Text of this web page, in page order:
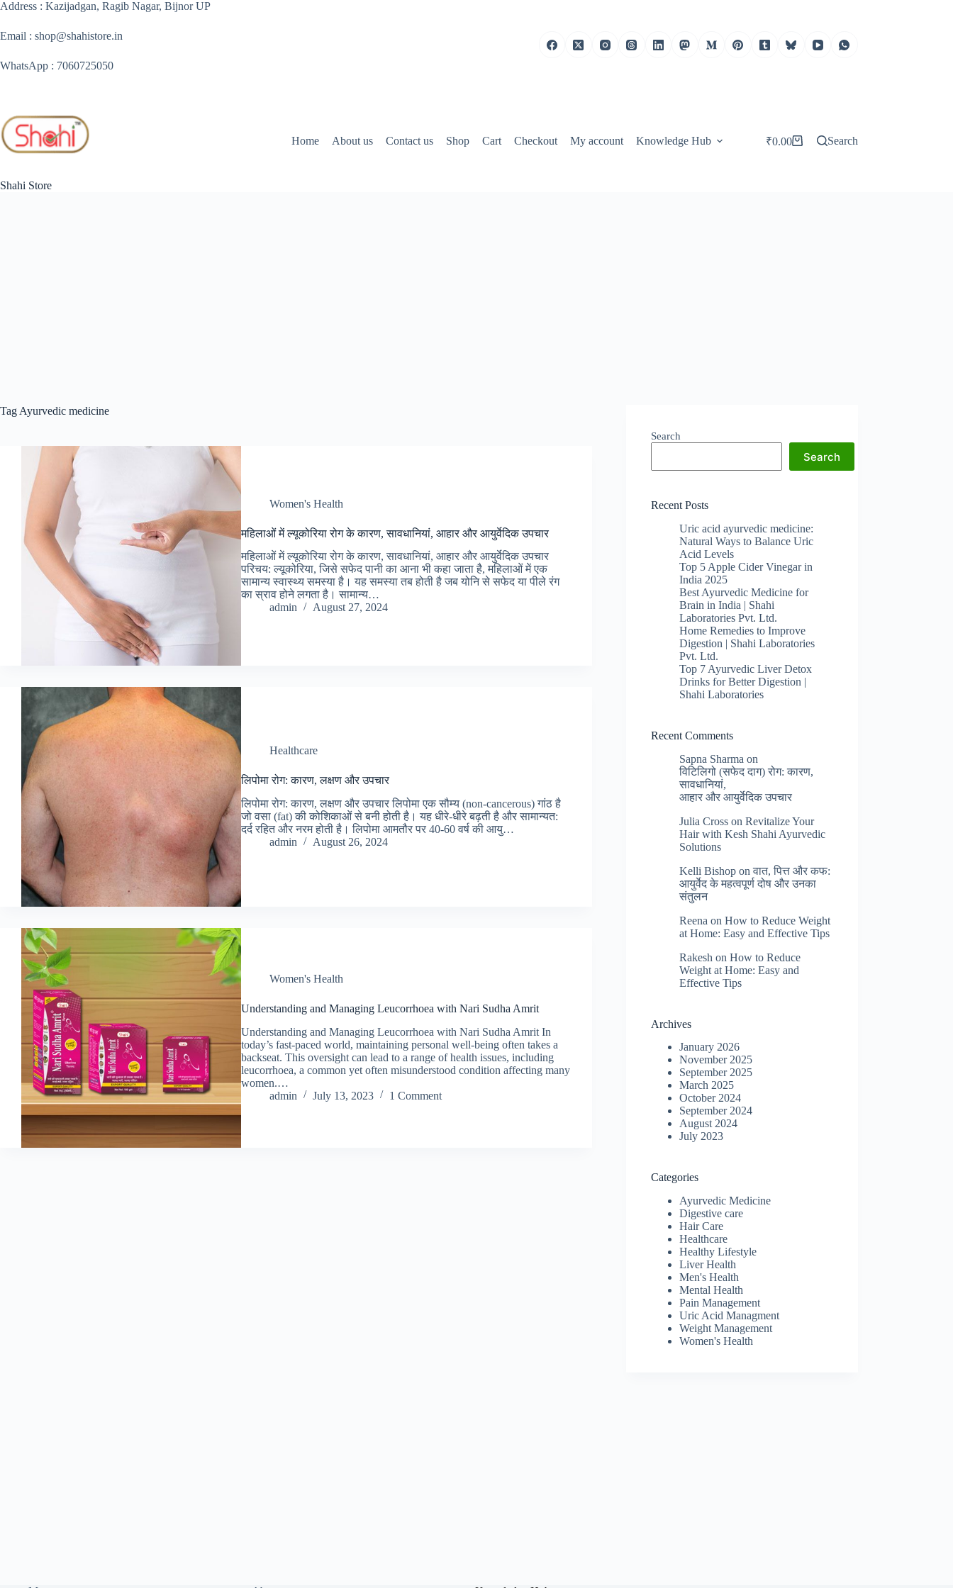
Skip
content
Address : Kazijadgan, Ragib Nagar, Bijnor UP
Email : shop@shahistore.in
WhatsApp : 7060725050
Shahi Store
Home About us Contact us Shop Cart Checkout My account Knowledge Hub
Shopping
₹0.00 Search
Tag Ayurvedic medicine
Women's Health
महिलाओं में ल्यूकोरिया रोग के कारण, सावधानियां, आहार और आयुर्वेदिक उपचार
महिलाओं में ल्यूकोरिया रोग के कारण, सावधानियां, आहार और आयुर्वेदिक उपचार
परिचय: ल्यूकोरिया, जिसे सफेद पानी का आना भी कहा जाता है, महिलाओं में एक
सामान्य स्वास्थ्य समस्या है। यह समस्या तब होती है जब योनि से सफेद या पीले रंग
का स्राव होने लगता है। सामान्य…
admin
August 27, 2024
Healthcare
लिपोमा रोग: कारण, लक्षण और उपचार
लिपोमा रोग: कारण, लक्षण और उपचार लिपोमा एक सौम्य (non-cancerous) गांठ है
जो वसा (fat) की कोशिकाओं से बनी होती है। यह धीरे-धीरे बढ़ती है और सामान्यत:
दर्द रहित और नरम होती है। लिपोमा आमतौर पर 40-60 वर्ष की आयु…
admin
August 26, 2024
Women's Health
Understanding and Managing Leucorrhoea with Nari Sudha Amrit
Understanding and Managing Leucorrhoea with Nari Sudha Amrit In
today’s fast-paced world, maintaining personal well-being often takes a
backseat. This oversight can lead to a range of health issues, including
leucorrhoea, a common yet often misunderstood condition affecting many
women.…
admin
July 13, 2023 1 Comment
Search
Search
Recent Posts
Uric acid ayurvedic medicine:
Natural Ways to Balance Uric
Acid Levels
Top 5 Apple Cider Vinegar in
India 2025
Best Ayurvedic Medicine for
Brain in India | Shahi
Laboratories Pvt. Ltd.
Home Remedies to Improve
Digestion | Shahi Laboratories
Pvt. Ltd.
Top 7 Ayurvedic Liver Detox
Drinks for Better Digestion |
Shahi Laboratories
Recent Comments
Sapna Sharma on
विटिलिगो (सफेद दाग) रोग: कारण,
सावधानियां,
आहार और आयुर्वेदिक उपचार
Julia Cross onRevitalize Your
Hair with Kesh Shahi Ayurvedic
Solutions
Kelli Bishop onवात, पित्त और कफ:
आयुर्वेद के महत्वपूर्ण दोष और उनका
संतुलन
Reena onHow to Reduce Weight
at Home: Easy and Effective Tips
Rakesh onHow to Reduce
Weight at Home: Easy and
Effective Tips
Archives
January 2026
November 2025
September 2025
March 2025
October 2024
September 2024
August 2024
July 2023
Categories
Ayurvedic Medicine
Digestive care
Hair Care
Healthcare
Healthy Lifestyle
Liver Health
Men's Health
Mental Health
Pain Management
Uric Acid Managment
Weight Management
Women's Health